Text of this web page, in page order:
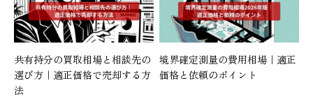
共有持分の買取相場と相談先の
選び方｜適正価格で売却する方
法
境界確定測量の費用相場｜適正
価格と依頼のポイント